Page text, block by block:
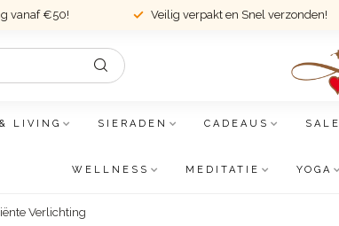
vanaf €50! Veilig verpakt en Snel verzonden!
LIVING SIERADEN CADEAUS SALE
WELLNESS MEDITATIE YOGA
Verlichting